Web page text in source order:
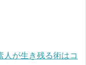
人が生き残る術はコ